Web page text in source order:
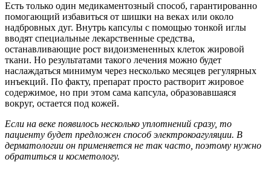
Есть только один медикаментозный способ, гарантированно
помогающий избавиться от шишки на веках или около
надбровных дуг. Внутрь капсулы с помощью тонкой иглы
вводят специальные лекарственные средства,
останавливающие рост видоизмененных клеток жировой
ткани. Но результатами такого лечения можно будет
наслаждаться минимум через несколько месяцев регулярных
инъекций. По факту, препарат просто растворит жировое
содержимое, но при этом сама капсула, образовавшаяся
вокруг, остается под кожей.
Если на веке появилось несколько уплотнений сразу, то
пациенту будет предложен способ электрокоагуляции. В
дерматологии он применяется не так часто, поэтому нужно
обратиться и косметологу.